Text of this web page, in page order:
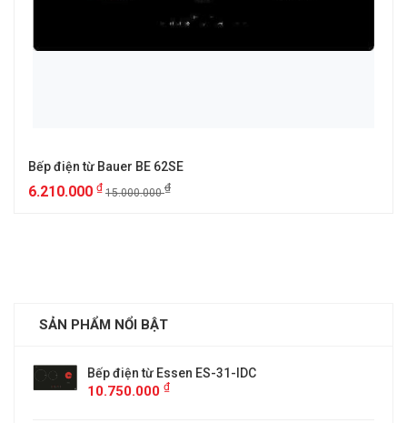
Bếp điện từ Bauer BE 62SE
6.210.000 ₫ 15.000.000₫
SẢN PHẨM NỔI BẬT
Bếp điện từ Essen ES-31-IDC
10.750.000 ₫